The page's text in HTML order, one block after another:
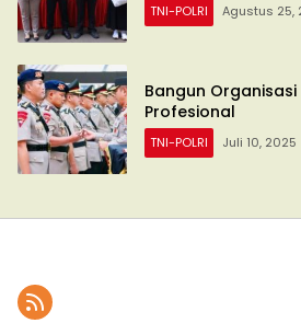
TNI-POLRI Agustus 25,
Bangun Organisasi
Profesional
TNI-POLRI Juli 10, 2025